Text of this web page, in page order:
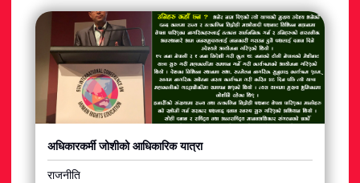
अधिकारकर्मी जोशीको आधिकारिक यात्रा
राजनीति